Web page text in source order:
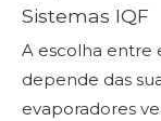
Sistemas IQF
A escolha entre
depende das
evaporadores